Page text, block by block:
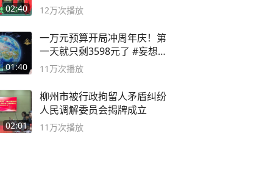
02:40 舞蹈队。
12万次播放
01:40
一万元预算开局冲周年庆！第
一天就只剩3598元了 #妄想山
海
11万次播放
02:01
柳州市被行政拘留人矛盾纠纷
人民调解委员会揭牌成立
11万次播放